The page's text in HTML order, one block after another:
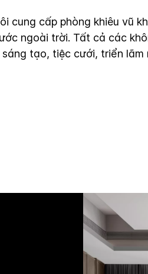
cung cấp phòng khiêu vũ
ngoài trời. Tất cả các
tạo, tiệc cưới, triển lãm